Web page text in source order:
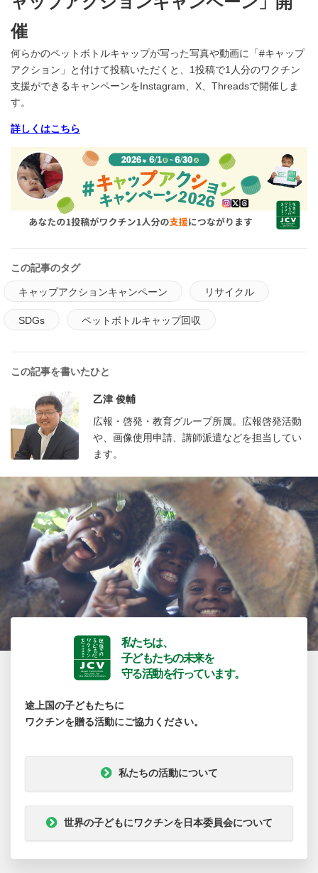
催
何らかのペットボトルキャップが写った写真や動画に「#キャップ
アクション」と付けて投稿いただくと、1投稿で1人分のワクチン
支援ができるキャンペーンをInstagram、X、Threadsで開催しま
す。
詳しくはこちら
この記事のタグ
キャップアクションキャンペーン リサイクル
SDGs ペットボトルキャップ回収
この記事を書いたひと
乙津 俊輔
広報・啓発・教育グループ所属。広報啓発活動
や、画像使用申請、講師派遣などを担当してい
ます。
私たちは、
子どもたちの未来を
守る活動を行っています。
途上国の子どもたちに
ワクチンを贈る活動にご協力ください。
私たちの活動について
世界の子どもにワクチンを日本委員会について